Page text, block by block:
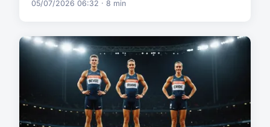
05/07/2026 06:32 · 8 min